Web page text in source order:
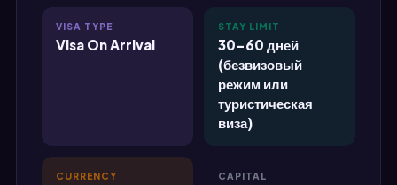
VISA TYPE
Visa On Arrival
STAY LIMIT
30-60 дней
(безвизовый
режим или
туристическая
виза)
CURRENCY CAPITAL